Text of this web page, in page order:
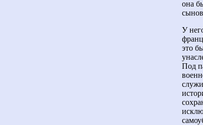
она
У
это
Под